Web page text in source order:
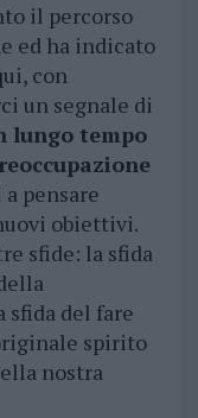
il percorso
ed ha indicato
con
un segnale di
lungo tempo
pensare
obiettivi.
sfide: la sfida
del fare
spirito
nostra